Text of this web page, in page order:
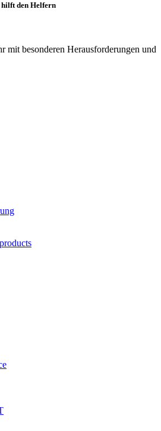
den Helfern
mit besonderen Herausforderungen und